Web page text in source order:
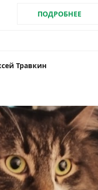
ПОДРОБНЕЕ
Травкин